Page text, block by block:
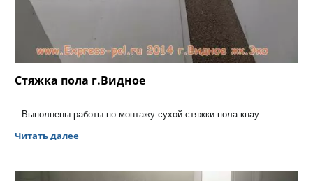
Стяжка пола г.Видное
Выполнены работы по монтажу сухой стяжки пола кнау
Читать далее